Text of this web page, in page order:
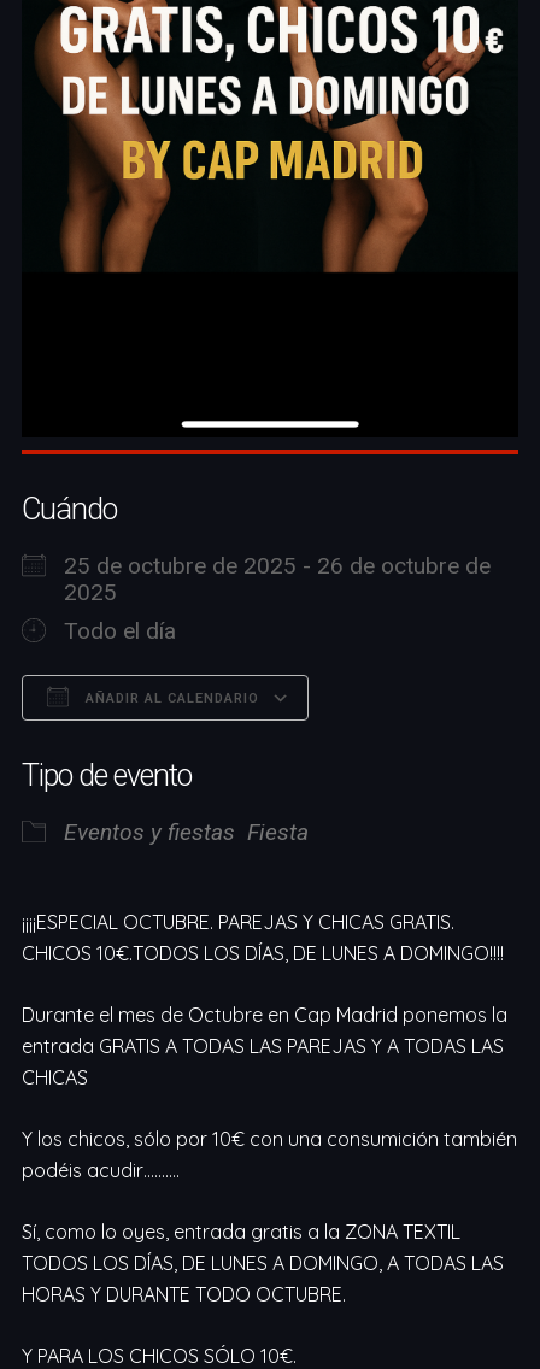
Cuándo
25 de octubre de 2025 - 26 de octubre de
2025
Todo el día
AÑADIR AL CALENDARIO
Tipo de evento
Eventos y fiestas Fiesta
¡¡¡¡ESPECIAL OCTUBRE. PAREJAS Y CHICAS GRATIS.
CHICOS 10€.TODOS LOS DÍAS, DE LUNES A DOMINGO!!!!
Durante el mes de Octubre en Cap Madrid ponemos la
entrada GRATIS A TODAS LAS PAREJAS Y A TODAS LAS
CHICAS
Y los chicos, sólo por 10€ con una consumición también
podéis acudir……….
Sí, como lo oyes, entrada gratis a la ZONA TEXTIL
TODOS LOS DÍAS, DE LUNES A DOMINGO, A TODAS LAS
HORAS Y DURANTE TODO OCTUBRE.
Y PARA LOS CHICOS SÓLO 10€.